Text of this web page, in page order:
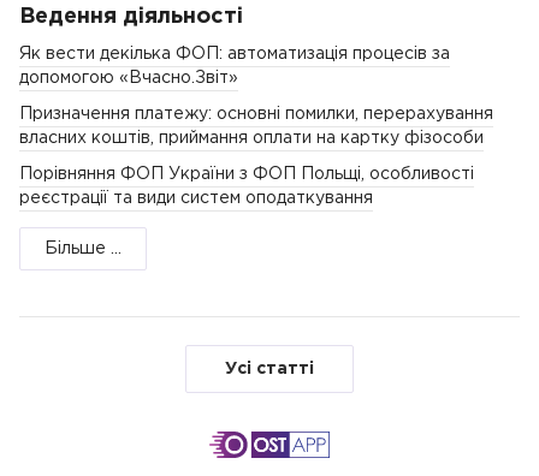
Ведення діяльності
Як вести декілька ФОП: автоматизація процесів за
допомогою «Вчасно.Звіт»
Призначення платежу: основні помилки, перерахування
власних коштів, приймання оплати на картку фізособи
Порівняння ФОП України з ФОП Польщі, особливості
реєстрації та види систем оподаткування
Більше ...
Усі статті